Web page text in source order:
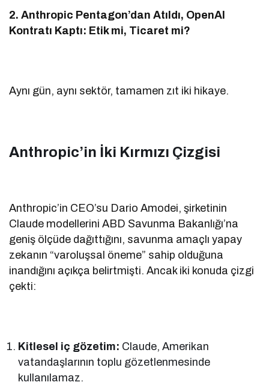
2. Anthropic Pentagon’dan Atıldı, OpenAI
Kontratı Kaptı: Etik mi, Ticaret mi?
Aynı gün, aynı sektör, tamamen zıt iki hikaye.
Anthropic’in İki Kırmızı Çizgisi
Anthropic’in CEO’su Dario Amodei, şirketinin
Claude modellerini ABD Savunma Bakanlığı’na
geniş ölçüde dağıttığını, savunma amaçlı yapay
zekanın “varoluşsal öneme” sahip olduğuna
inandığını açıkça belirtmişti. Ancak iki konuda çizgi
çekti:
Kitlesel iç gözetim: Claude, Amerikan
vatandaşlarının toplu gözetlenmesinde
kullanılamaz.